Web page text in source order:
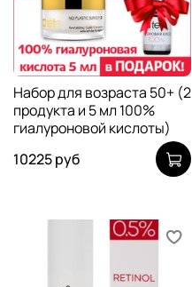
Набор для возраста 50+ (2
продукта и 5 мл 100%
гиалуроновой кислоты)
10225 руб